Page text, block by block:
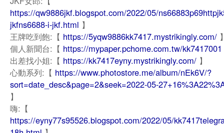
https://qw9886jkf.blogspot.com/2022/05/
jkfns6688-i-jkf.html 】
王牌吃到飽:【 https://5yqw9886kk7417.mystrikingly.com/
個人新聞台:【 https://mypaper.pchome.com.tw/kk7417001
出差找小姐:【 https://kk7417eyny.mystrikingly.com/ 】
心動系列:【 https://www.photostore.me/album/nEk6V/?
sort=date_desc&page=2&seek=2022-05-
】
嗨:【
https://eyny77s95526.blogspot.com/2022/05/